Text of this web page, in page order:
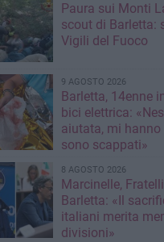
Paura sui Monti
scout di Barletta:
Vigili del Fuoco
9 AGOSTO 2026
Barletta, 14enne
bici elettrica:
aiutata, mi hanno insultato e poi
sono scappati»
8 AGOSTO 2026
Marcinelle,
Barletta: «Il
italiani merita
divisioni»